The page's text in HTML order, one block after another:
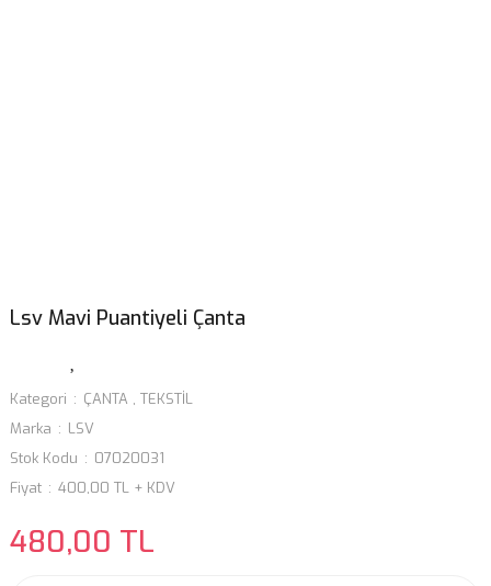
Lsv Mavi Puantiyeli Çanta
Kategori ÇANTA , TEKSTİL
Marka
LSV
Stok Kodu
07020031
Fiyat
400,00 TL + KDV
480,00 TL